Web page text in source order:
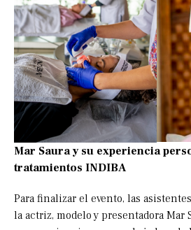
Mar Saura y su experiencia
tratamientos INDIBA
Para finalizar el evento, las
la actriz, modelo y presentadora Mar